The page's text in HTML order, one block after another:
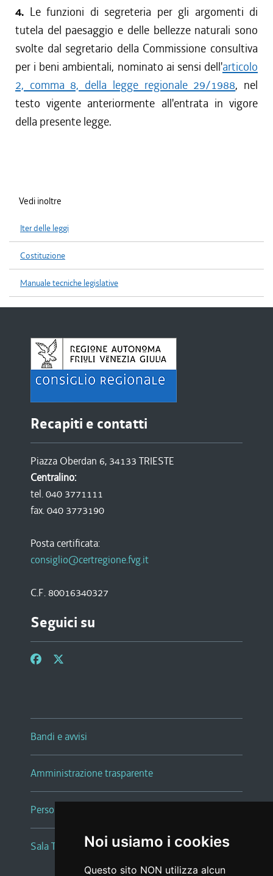
Noi usiamo i cookies
Questo sito NON utilizza alcun
4. Le funzioni di segreteria per gli argomenti di
tutela del paesaggio e delle bellezze naturali sono
svolte dal segretario della Commissione consultiva
per i beni ambientali, nominato ai sensi dell'articolo
2, comma 8, della legge regionale 29/1988, nel
testo vigente anteriormente all'entrata in vigore
della presente legge.
Vedi inoltre
Iter delle leggi
Costituzione
Manuale tecniche legislative
Recapiti e contatti
Piazza Oberdan 6, 34133 TRIESTE
Centralino:
tel. 040 3771111
fax. 040 3773190
Posta certificata:
consiglio@certregione.fvg.it
C.F. 80016340327
Seguici su
Bandi e avvisi
Amministrazione trasparente
Persone e Uffici
Sala Tiziano Tessitori